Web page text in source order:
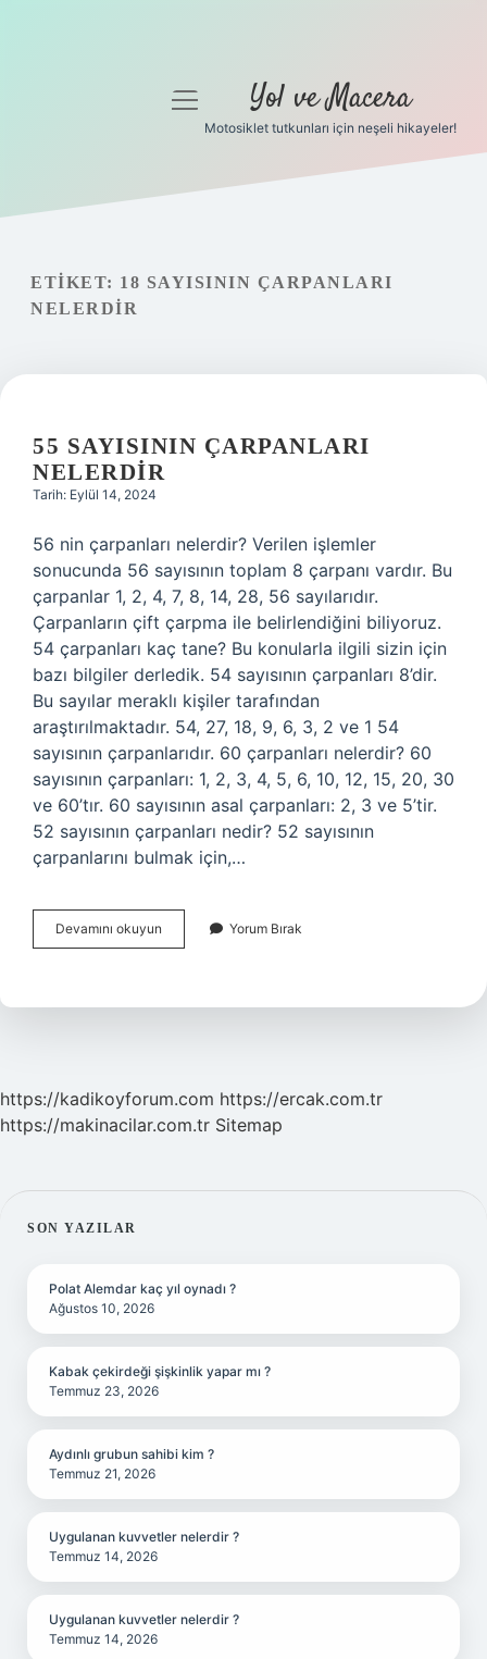
Gizlilik Politikası
Hakkımızda
menüyü
Yol ve Macera
Motosiklet tutkunları için neşeli hikayeler!
ETIKET: 18 SAYISININ ÇARPANLARI
NELERDIR
55 SAYISININ ÇARPANLARI
NELERDIR
Tarih: Eylül 14, 2024
56 nin çarpanları nelerdir? Verilen işlemler
sonucunda 56 sayısının toplam 8 çarpanı vardır. Bu
çarpanlar 1, 2, 4, 7, 8, 14, 28, 56 sayılarıdır.
Çarpanların çift çarpma ile belirlendiğini biliyoruz.
54 çarpanları kaç tane? Bu konularla ilgili sizin için
bazı bilgiler derledik. 54 sayısının çarpanları 8’dir.
Bu sayılar meraklı kişiler tarafından
araştırılmaktadır. 54, 27, 18, 9, 6, 3, 2 ve 1 54
sayısının çarpanlarıdır. 60 çarpanları nelerdir? 60
sayısının çarpanları: 1, 2, 3, 4, 5, 6, 10, 12, 15, 20, 30
ve 60’tır. 60 sayısının asal çarpanları: 2, 3 ve 5’tir.
52 sayısının çarpanları nedir? 52 sayısının
çarpanlarını bulmak için,…
Devamını okuyun
Sayısının
Yorum Bırak
https://kadikoyforum.com https://ercak.com.tr
https://makinacilar.com.tr Sitemap
SIDEBAR
SON YAZILAR
Polat Alemdar kaç yıl oynadı ?
Ağustos 10, 2026
Kabak çekirdeği şişkinlik yapar mı ?
Temmuz 23, 2026
Aydınlı grubun sahibi kim ?
Temmuz 21, 2026
Uygulanan kuvvetler nelerdir ?
Temmuz 14, 2026
Uygulanan kuvvetler nelerdir ?
Temmuz 14, 2026